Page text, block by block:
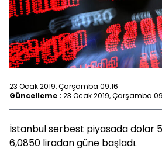
23 Ocak 2019, Çarşamba 09:16
Güncelleme : 23 Ocak 2019, Çarşamba
İstanbul serbest piyasada dolar
6,0850 liradan güne başladı.